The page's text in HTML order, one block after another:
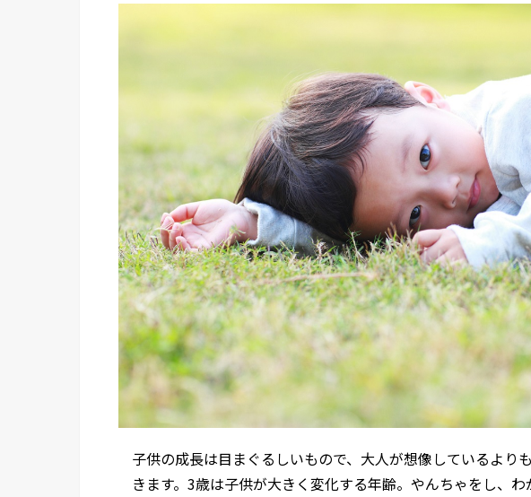
子供の成長は目まぐるしいもので、大人が想像しているより
きます。3歳は子供が大きく変化する年齢。やんちゃをし、